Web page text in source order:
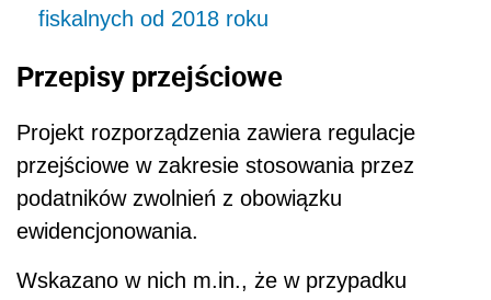
fiskalnych od 2018 roku
Przepisy przejściowe
Projekt rozporządzenia zawiera regulacje
przejściowe w zakresie stosowania przez
podatników zwolnień z obowiązku
ewidencjonowania.
Wskazano w nich m.in., że w przypadku